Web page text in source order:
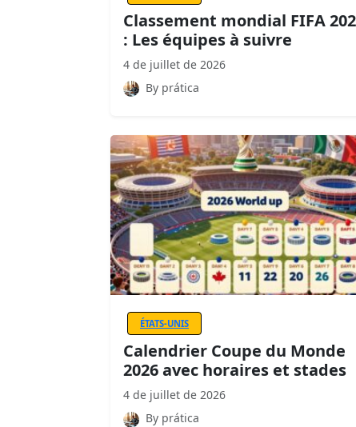
Classement mondial FIFA
: Les équipes à suivre
4 de juillet de 2026
By prática
ÉTATS-UNIS
Calendrier Coupe du Monde
2026 avec horaires et stades
4 de juillet de 2026
By prática